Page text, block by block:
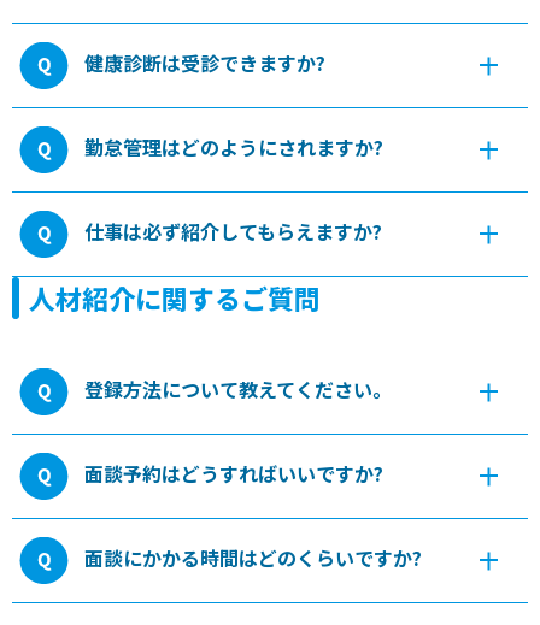
健康診断は受診できますか?
勤怠管理はどのようにされますか?
仕事は必ず紹介してもらえますか?
人材紹介に関するご質問
登録方法について教えてください。
面談予約はどうすればいいですか?
面談にかかる時間はどのくらいですか?